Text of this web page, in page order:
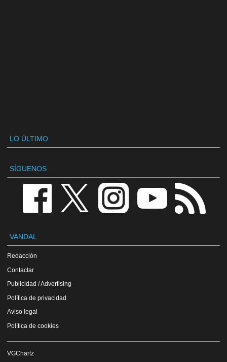
LO ÚLTIMO
SÍGUENOS
VANDAL
Redacción
Contactar
Publicidad / Advertising
Política de privacidad
Aviso legal
Política de cookies
VGChartz